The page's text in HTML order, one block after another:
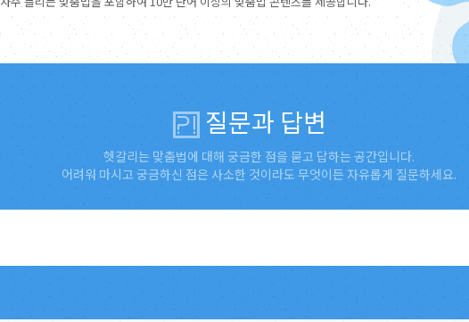
질문과 답변
헷갈리는 맞춤법에 대해 궁금한 점을 묻고 답하는 공간입니다.
어려워 마시고 궁금하신 점은 사소한 것이라도 무엇이든 자유롭게 질문하세요.